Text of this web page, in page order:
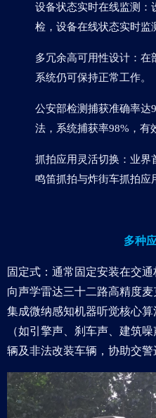
设备状态实时在线监测：
检，设备在线状态实时监
多冗余高可用性设计：在
系统仍可保持正常工作。
公安部检测捕获准确率达
法，系统捕获率98%，有
抓拍应用灵活切换：业界
鸣笛抓拍与炸街车抓拍应
多种
固定式：通常固定安装在交
向声学雷达三十二路高精度
集成微纳感知机器听觉核心
（如引擎声、刹车声、建筑
辆及非法改装车辆，协助交警